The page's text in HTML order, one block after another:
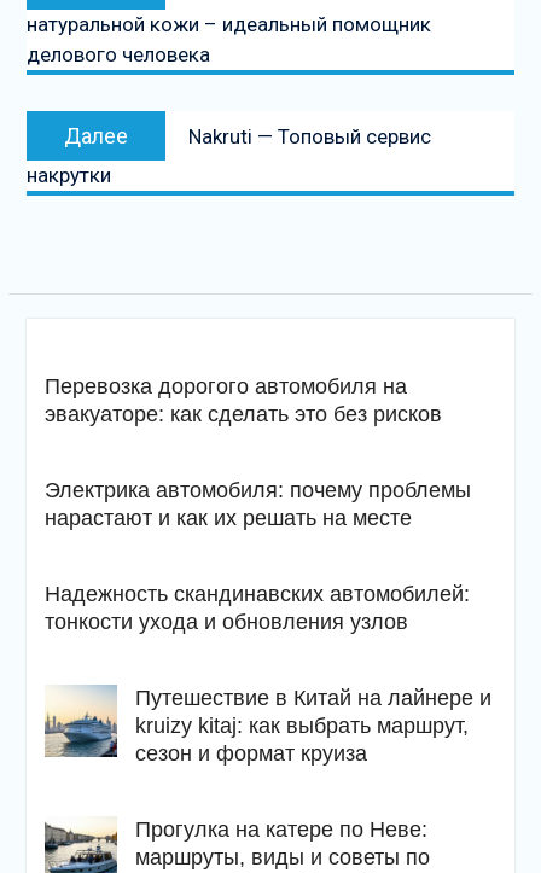
записям
натуральной кожи – идеальный помощник
делового человека
Далее
запись
Nakruti — Топовый сервис
накрутки
Перевозка дорогого автомобиля на
эвакуаторе: как сделать это без рисков
Электрика автомобиля: почему проблемы
нарастают и как их решать на месте
Надежность скандинавских автомобилей:
тонкости ухода и обновления узлов
Путешествие в Китай на лайнере и
kruizy kitaj: как выбрать маршрут,
сезон и формат круиза
Прогулка на катере по Неве:
маршруты, виды и советы по